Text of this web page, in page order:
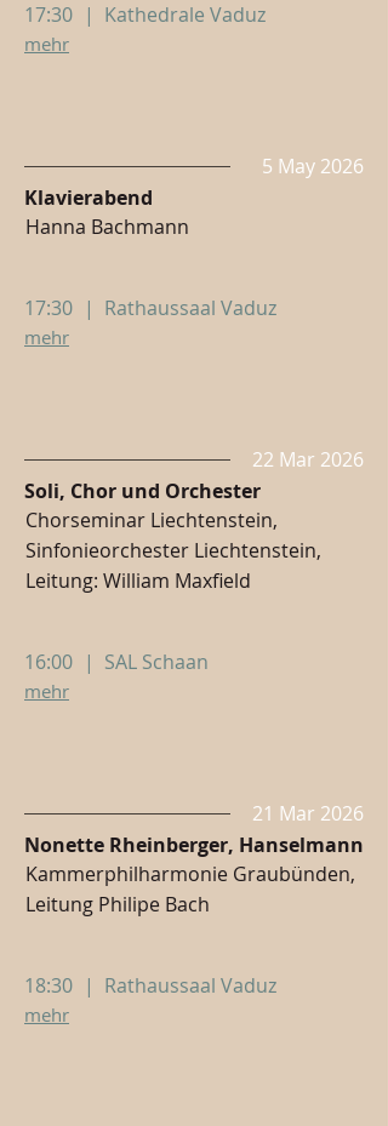
17:30 | Kathedrale Vaduz
mehr
5 May 2026
Klavierabend
Hanna Bachmann
17:30 | Rathaussaal Vaduz
mehr
22 Mar 2026
Soli, Chor und Orchester
Chorseminar Liechtenstein,
Sinfonieorchester Liechtenstein,
Leitung: William Maxfield
16:00 | SAL Schaan
mehr
21 Mar 2026
Nonette Rheinberger, Hanselmann
Kammerphilharmonie Graubünden,
Leitung Philipe Bach
18:30 | Rathaussaal Vaduz
mehr